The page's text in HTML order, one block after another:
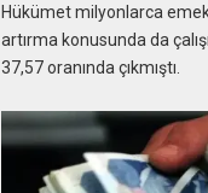
Hükümet milyonlarca
artırma konusunda da
37,57 oranında çıkmıştı.